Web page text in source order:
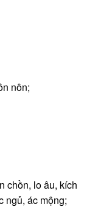
nôn;
chồn, lo âu, kích
ngủ, ác mộng;